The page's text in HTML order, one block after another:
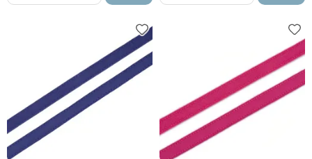
корзину
корзину